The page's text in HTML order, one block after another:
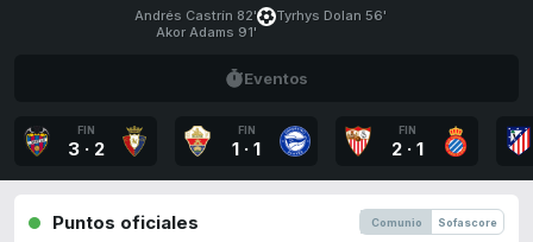
Andrés Castrín 82'
Akor Adams 91'
Tyrhys Dolan 56'
Eventos
FIN
3 · 2
FIN
1 · 1
FIN
2 · 1
Puntos oficiales Comunio Sofascore